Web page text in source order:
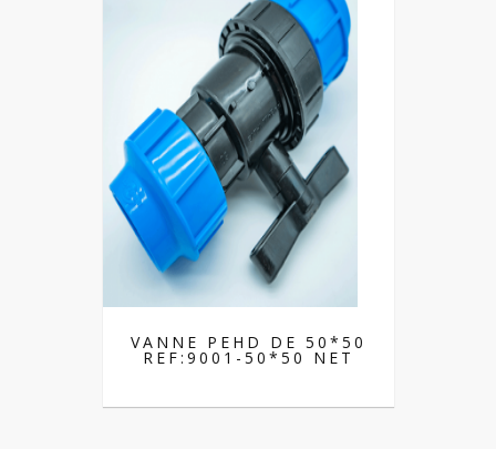
VANNE PEHD DE 50*50
REF:9001-50*50 NET